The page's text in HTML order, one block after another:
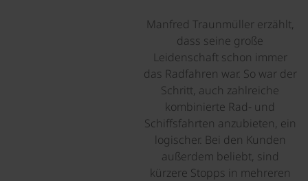
Manfred Traunmüller erzählt,
dass seine große
Leidenschaft schon immer
das Radfahren war. So war der
Schritt, auch zahlreiche
kombinierte Rad- und
Schiffsfahrten anzubieten, ein
logischer. Bei den Kunden
außerdem beliebt, sind
kürzere Stopps in mehreren